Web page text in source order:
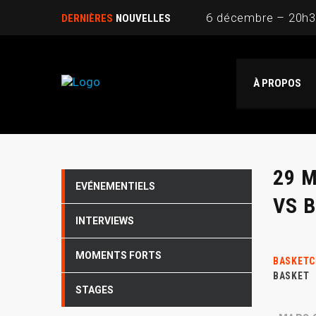
DERNIÈRES NOUVELLES 6 décembre –
B.EASE : La
À PROPOS
29
VS
BASKET
EVÉNEMENTIELS
INTERVIEWS
MOMENTS FORTS
STAGES